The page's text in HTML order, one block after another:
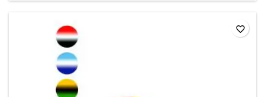
favorite_border